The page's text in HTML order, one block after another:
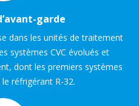
garde
dans les unités de traitement
systèmes CVC évolués et
dont les premiers systèmes
réfrigérant R-32.